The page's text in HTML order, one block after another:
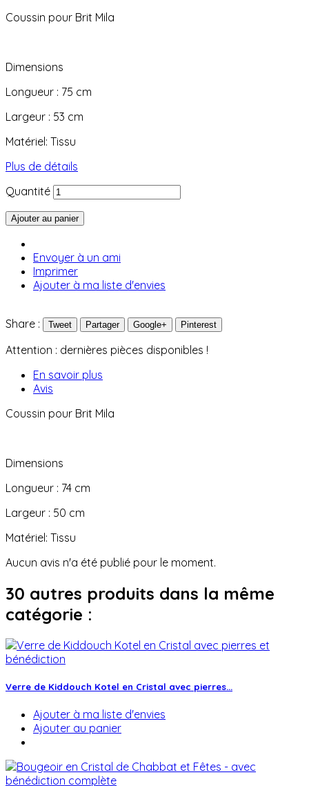
Coussin pour Brit Mila
Dimensions
Longueur : 75 cm
Largeur : 53 cm
Matériel: Tissu
Plus de détails
Quantité
Ajouter au panier
Envoyer à un ami
Imprimer
Ajouter à ma liste d'envies
Share : Tweet Partager Google+ Pinterest
Attention : dernières pièces disponibles !
En savoir plus
Avis
Coussin pour Brit Mila
Dimensions
Longueur : 74 cm
Largeur : 50 cm
Matériel: Tissu
Aucun avis n'a été publié pour le moment.
30 autres produits dans la même
catégorie :
Verre de Kiddouch Kotel en Cristal avec pierres...
Ajouter à ma liste d'envies
Ajouter au panier